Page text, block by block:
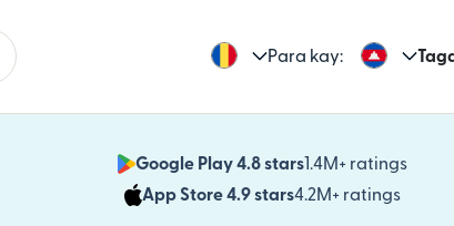
Para kay:
Google Play 4.8 stars1.4M+ ratings
App Store 4.9 stars4.2M+ ratings